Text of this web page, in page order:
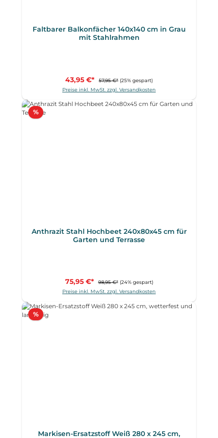
Faltbarer Balkonfächer 140x140 cm in Grau
mit Stahlrahmen
43,95 €* 57,95 €* (25% gespart)
Preise inkl. MwSt. zzgl. Versandkosten
%Rabatt
Anthrazit Stahl Hochbeet 240x80x45 cm für
Garten und Terrasse
75,95 €* 98,95 €* (24% gespart)
Preise inkl. MwSt. zzgl. Versandkosten
%Rabatt
Markisen-Ersatzstoff Weiß 280 x 245 cm,